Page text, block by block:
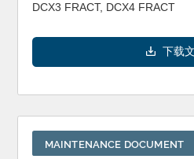
DCX3 FRACT, DCX4 FRACT
下载
MAINTENANCE DOCUMENT